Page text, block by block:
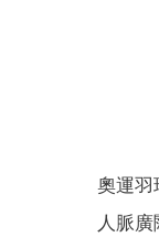
奧運羽
人脈